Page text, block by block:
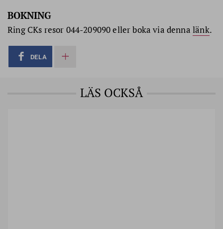
BOKNING
Ring CKs resor 044-209090 eller boka via denna länk.
DELA
LÄS OCKSÅ